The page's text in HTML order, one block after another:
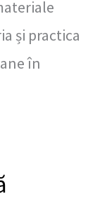
și practica
în